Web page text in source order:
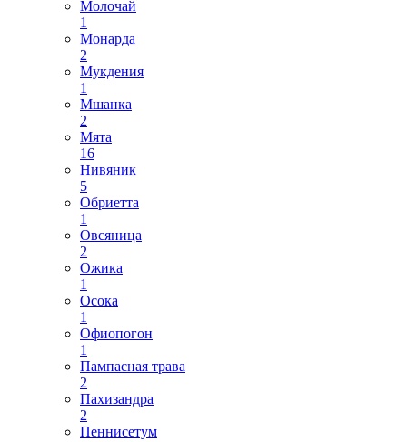
Молочай
1
Монарда
2
Мукдения
1
Мшанка
2
Мята
16
Нивяник
5
Обриетта
1
Овсяница
2
Ожика
1
Осока
1
Офиопогон
1
Пампасная трава
2
Пахизандра
2
Пеннисетум